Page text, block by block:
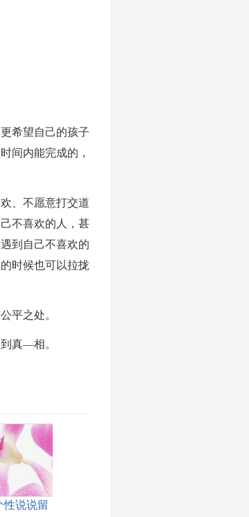
希望自己的孩子
间内能完成的，
、不愿意打交道
不喜欢的人，甚
到自己不喜欢的
时候也可以拉拢
平之处。
真—相。
性说说留